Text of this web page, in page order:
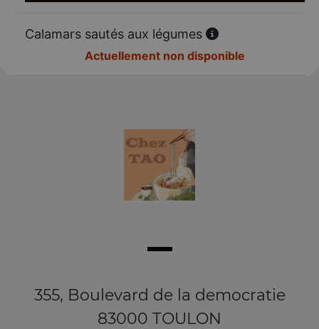
Calamars sautés aux légumes
Actuellement non disponible
355, Boulevard de la democratie
83000 TOULON